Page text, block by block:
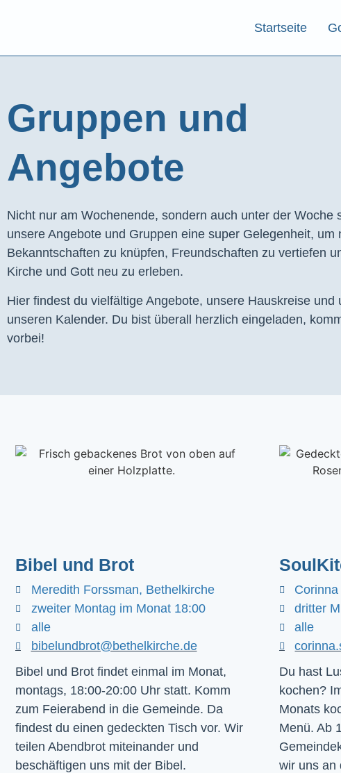
Startseite
Gruppen und
Angebote​
Nicht nur am Wochenende, sondern auch unter der Woche
unsere Angebote und Gruppen eine super Gelegenheit, um
Bekanntschaften zu knüpfen, Freundschaften zu vertiefen
Kirche und Gott neu zu erleben.
Hier findest du vielfältige Angebote, unsere Hauskreise und
unseren Kalender. Du bist überall herzlich eingeladen,
vorbei!
Bibel und Brot
Meredith Forssman, Bethelkirche
zweiter Montag im Monat 18:00
alle
bibelundbrot@bethelkirche.de
Bibel und Brot findet einmal im Monat,
montags, 18:00-20:00 Uhr statt. Komm
zum Feierabend in die Gemeinde. Da
findest du einen gedeckten Tisch vor. Wir
teilen Abendbrot miteinander und
beschäftigen uns mit der Bibel.
dritter
alle
Du hast
kochen?
Monats
Menü. Ab
wir uns an